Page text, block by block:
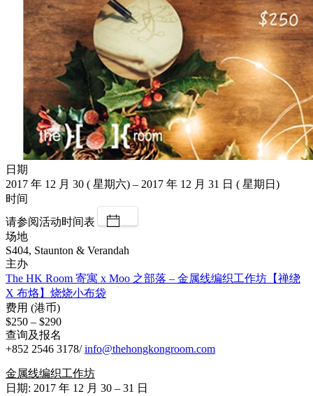
日期
2017 年 12 月 30 ( 星期六) – 2017 年 12 月 31 日 ( 星期日)
时间
请参阅活动时间表
场地
S404, Staunton & Verandah
主办
The HK Room 寄寓 x Moo 之部落 – 金属线编织工作坊【禅绕
X 布烙】烧烧小布袋
费用 (港币)
$250 – $290
查询及报名
+852 2546 3178/info@thehongkongroom.com
金属线编织工作坊
日期: 2017 年 12 月 30 – 31 日